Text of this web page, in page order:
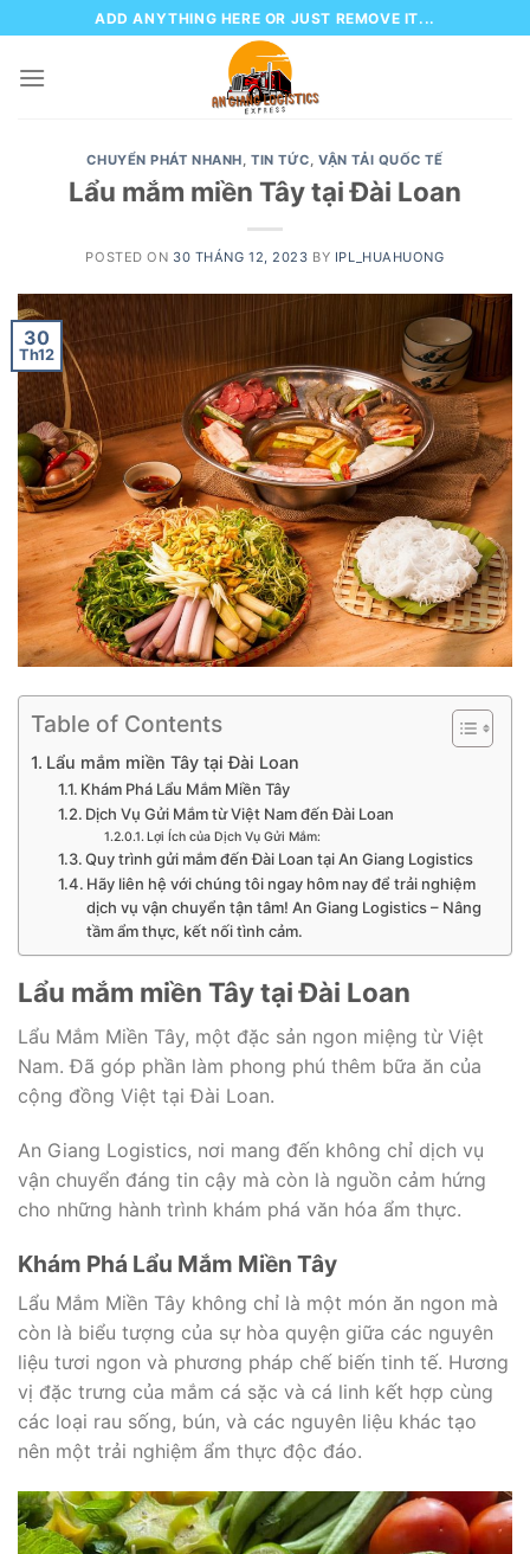
to
content
ADD ANYTHING HERE OR JUST REMOVE IT...
CHUYỂN PHÁT NHANH,TIN TỨC,VẬN TẢI QUỐC TẾ
Lẩu mắm miền Tây tại Đài Loan
POSTED ON 30 THÁNG 12, 2023 BY IPL_HUAHUONG
30
Th12
Table of Contents
Lẩu mắm miền Tây tại Đài Loan
Khám Phá Lẩu Mắm Miền Tây
Dịch Vụ Gửi Mắm từ Việt Nam đến Đài Loan
Lợi Ích của Dịch Vụ Gửi Mắm:
Quy trình gửi mắm đến Đài Loan tại An Giang Logistics
Hãy liên hệ với chúng tôi ngay hôm nay để trải nghiệm
dịch vụ vận chuyển tận tâm! An Giang Logistics – Nâng
tầm ẩm thực, kết nối tình cảm.
Lẩu mắm miền Tây tại Đài Loan
Lẩu Mắm Miền Tây, một đặc sản ngon miệng từ Việt
Nam. Đã góp phần làm phong phú thêm bữa ăn của
cộng đồng Việt tại Đài Loan.
An Giang Logistics, nơi mang đến không chỉ dịch vụ
vận chuyển đáng tin cậy mà còn là nguồn cảm hứng
cho những hành trình khám phá văn hóa ẩm thực.
Khám Phá Lẩu Mắm Miền Tây
Lẩu Mắm Miền Tây không chỉ là một món ăn ngon mà
còn là biểu tượng của sự hòa quyện giữa các nguyên
liệu tươi ngon và phương pháp chế biến tinh tế. Hương
vị đặc trưng của mắm cá sặc và cá linh kết hợp cùng
các loại rau sống, bún, và các nguyên liệu khác tạo
nên một trải nghiệm ẩm thực độc đáo.